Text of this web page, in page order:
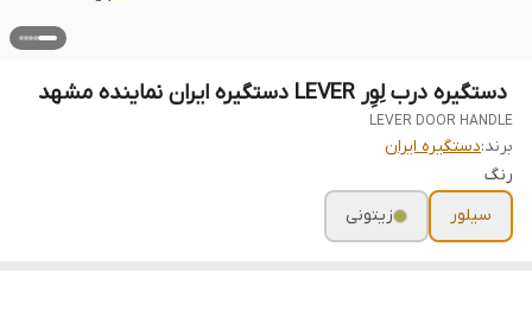
‌‌ دستگیره‌ درب لِوِر LEVER دستگیره ایران نماینده مشهد
LEVER DOOR HANDLE
برند:دستگیره ایران
رنگ
سیلور
زیتونی